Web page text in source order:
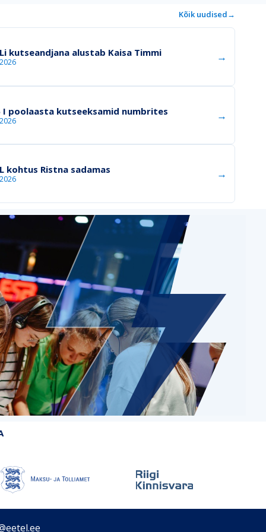
Kõik uudised→
kutseandjana alustab Kaisa Timmi →
I poolaasta kutseeksamid numbrites →
kohtus Ristna sadamas →